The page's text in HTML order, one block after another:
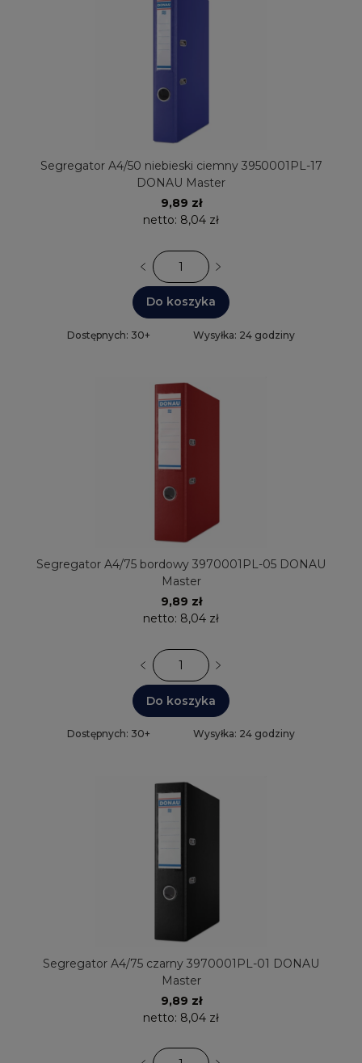
Segregator A4/50 niebieski ciemny 3950001PL-17
DONAU Master
9,89 zł
netto: 8,04 zł
Do koszyka
Dostępnych: 30+ Wysyłka: 24 godziny
Segregator A4/75 bordowy 3970001PL-05 DONAU
Master
9,89 zł
netto: 8,04 zł
Do koszyka
Dostępnych: 30+ Wysyłka: 24 godziny
Segregator A4/75 czarny 3970001PL-01 DONAU
Master
9,89 zł
netto: 8,04 zł